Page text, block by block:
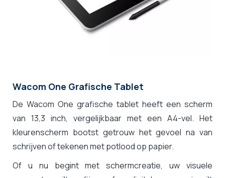
Wacom One Grafische Tablet
De Wacom One grafische tablet heeft een scherm
van 13,3 inch, vergelijkbaar met een A4-vel. Het
kleurenscherm bootst getrouw het gevoel na van
schrijven of tekenen met potlood op papier.
Of u nu begint met schermcreatie, uw visuele